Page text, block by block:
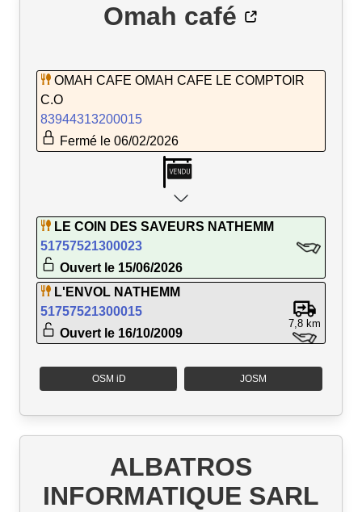
Omah café
OMAH CAFE OMAH CAFE LE COMPTOIR
C.O
83944313200015
Fermé le 06/02/2026
LE COIN DES SAVEURS NATHEMM
51757521300023
Ouvert le 15/06/2026
L'ENVOL NATHEMM
51757521300015
Ouvert le 16/10/2009
7,8 km
OSM iD JOSM
ALBATROS
INFORMATIQUE SARL